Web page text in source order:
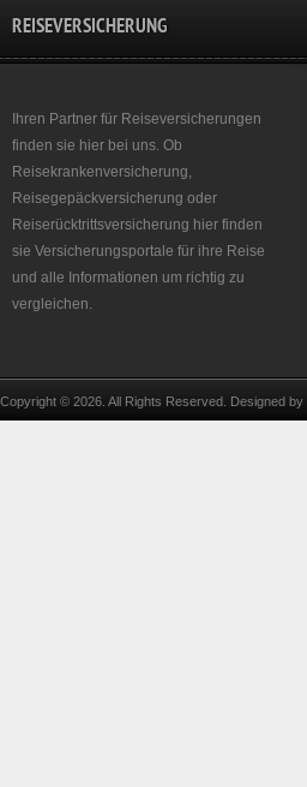
REISEVERSICHERUNG
Ihren Partner für Reiseversicherungen
finden sie hier bei uns. Ob
Reisekrankenversicherung,
Reisegepäckversicherung oder
Reiserücktrittsversicherung hier finden
sie Versicherungsportale für ihre Reise
und alle Informationen um richtig zu
vergleichen.
Copyright © 2026. All Rights Reserved. Designed by